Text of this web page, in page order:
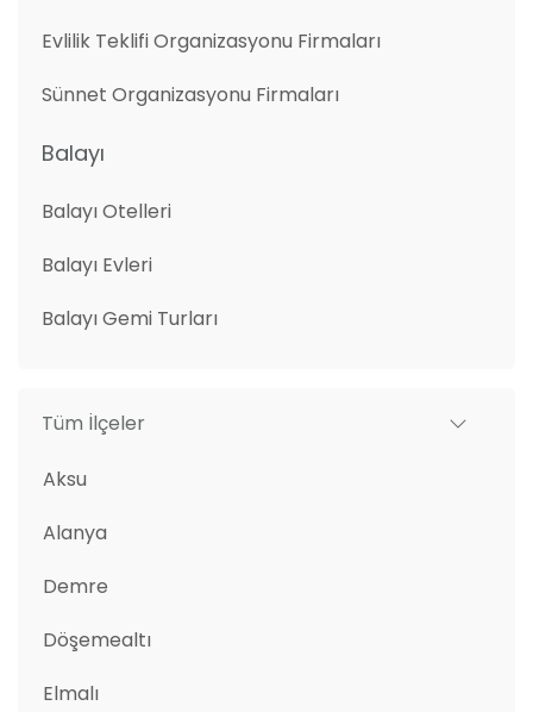
Evlilik Teklifi Organizasyonu Firmaları
Sünnet Organizasyonu Firmaları
Balayı
Balayı Otelleri
Balayı Evleri
Balayı Gemi Turları
Tüm İlçeler
Aksu
Alanya
Demre
Döşemealtı
Elmalı